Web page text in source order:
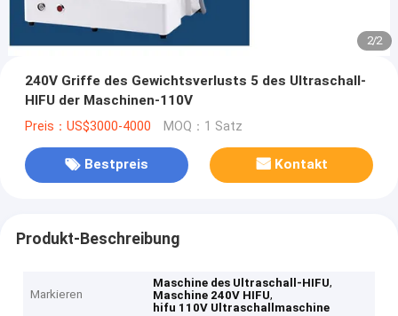
2/2
240V Griffe des Gewichtsverlusts 5 des Ultraschall-
HIFU der Maschinen-110V
Preis：US$3000-4000 MOQ：1 Satz
Bestpreis Kontakt
Produkt-Beschreibung
Markieren
Maschine des Ultraschall-HIFU,
Maschine 240V HIFU,
hifu 110V Ultraschallmaschine